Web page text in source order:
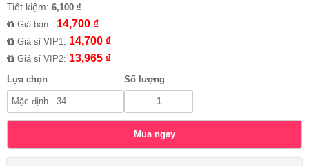
Tiết kiệm: 6,100 ₫
Giá bán : 14,700 ₫
Giá sỉ VIP1: 14,700 ₫
Giá sỉ VIP2: 13,965 ₫
Lựa chọn Số lượng